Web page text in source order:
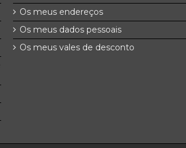
Os meus endereços
Os meus dados pessoais
Os meus vales de desconto